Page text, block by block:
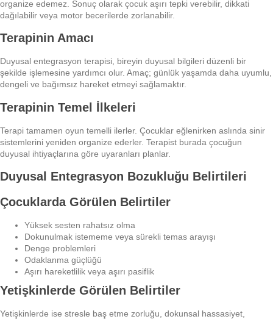
organize edemez. Sonuç olarak çocuk aşırı tepki verebilir, dikkati
dağılabilir veya motor becerilerde zorlanabilir.
Terapinin Amacı
Duyusal entegrasyon terapisi, bireyin duyusal bilgileri düzenli bir
şekilde işlemesine yardımcı olur. Amaç; günlük yaşamda daha uyumlu,
dengeli ve bağımsız hareket etmeyi sağlamaktır.
Terapinin Temel İlkeleri
Terapi tamamen oyun temelli ilerler. Çocuklar eğlenirken aslında sinir
sistemlerini yeniden organize ederler. Terapist burada çocuğun
duyusal ihtiyaçlarına göre uyaranları planlar.
Duyusal Entegrasyon Bozukluğu Belirtileri
Çocuklarda Görülen Belirtiler
Yüksek sesten rahatsız olma
Dokunulmak istememe veya sürekli temas arayışı
Denge problemleri
Odaklanma güçlüğü
Aşırı hareketlilik veya aşırı pasiflik
Yetişkinlerde Görülen Belirtiler
Yetişkinlerde ise stresle baş etme zorluğu, dokunsal hassasiyet,